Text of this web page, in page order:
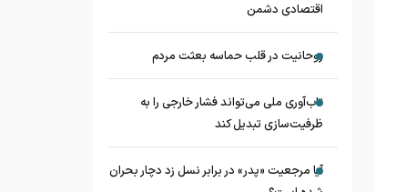
اقتصادی دشمن
روحانیت در قلب حماسه بعثت مردم
تاب‌آوری ملی می‌تواند فشار خارجی را به
ظرفیت‌سازی تبدیل کند
آیا مرجعیت «پدر» در برابر نسل زد دچار بحران